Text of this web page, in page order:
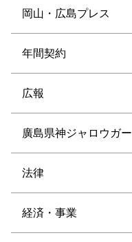
岡山・広島プレス
年間契約
広報
廣島県神ジャロウガー
法律
経済・事業